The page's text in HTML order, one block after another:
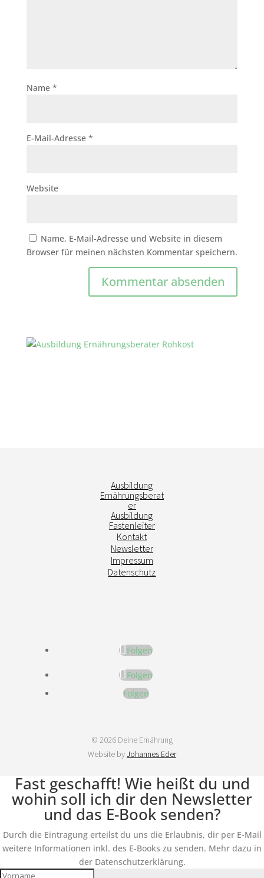
Name *
E-Mail-Adresse *
Website
Name, E-Mail-Adresse und Website in diesem
Browser für meinen nächsten Kommentar speichern.
Ausbildung
Ernährungsberat
er
Ausbildung
Fastenleiter
Kontakt
Newsletter
Impressum
Datenschutz
Folgen
Folgen
Folgen
© 2026 Deine Ernährung
Website byJohannes Eder
Fast geschafft! Wie heißt du und
wohin soll ich dir den Newsletter
und das E-Book senden?
Durch die Eintragung erteilst du uns die Erlaubnis, dir per E-Mail
weitere Informationen inkl. des E-Books zu senden. Mehr dazu in
der Datenschutzerklärung.